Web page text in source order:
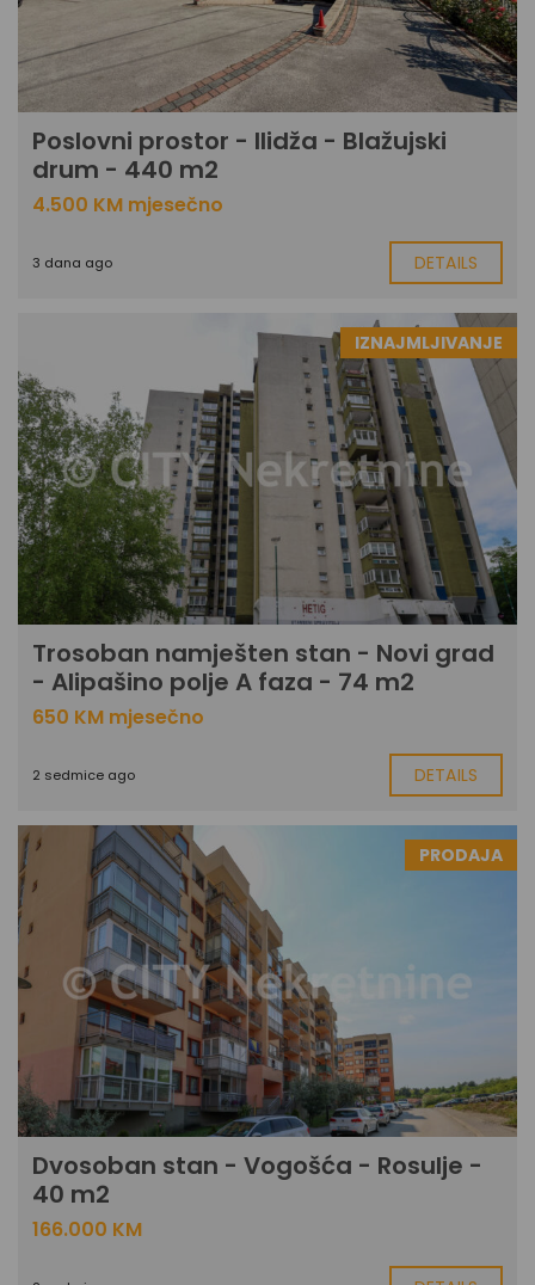
Poslovni prostor - Ilidža - Blažujski
drum - 440 m2
4.500 KM mjesečno
3 dana ago DETAILS
IZNAJMLJIVANJE
Trosoban namješten stan - Novi grad
- Alipašino polje A faza - 74 m2
650 KM mjesečno
2 sedmice ago DETAILS
PRODAJA
Dvosoban stan - Vogošća - Rosulje -
40 m2
166.000 KM